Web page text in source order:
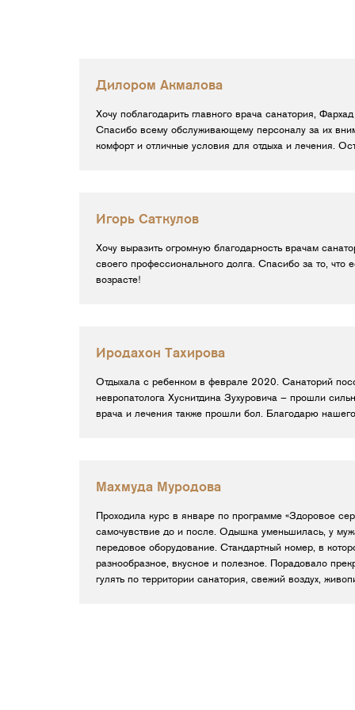
Дилором Акмалова
Хочу поблагодарить главного врача санатория,
Спасибо всему обслуживающему персоналу за их
комфорт и отличные условия для отдыха и лечения.
Игорь Саткулов
Хочу выразить огромную благодарность врачам
своего профессионального долга. Спасибо за то,
возрасте!
Иродахон Тахирова
Отдыхала с ребенком в феврале 2020. Санаторий
невропатолога Хуснитдина Зухуровича – прошли
врача и лечения также прошли бол. Благодарю
Махмуда Муродова
Проходила курс в январе по программе «Здоровое
самочувствие до и после. Одышка уменьшилась, у
передовое оборудование. Стандартный номер, в
разнообразное, вкусное и полезное. Порадовало
гулять по территории санатория, свежий воздух,